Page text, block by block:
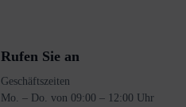
Rufen Sie an
Geschäftszeiten
Mo. – Do. von 09:00 – 12:00 Uhr